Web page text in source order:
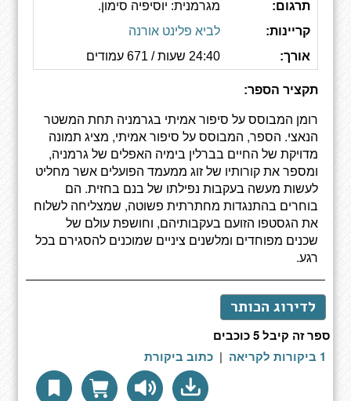
תרגום:
מגרמנית: יוסיפיה סימון.
קריינות:
לביא פלינט אורנה
אורך:
24:40 שעות / 671 עמודים
תקציר הספר:
רומן המבוסס על סיפור אמיתי בגרמניה תחת המשטר
הנאצי. הספר, המבוסס על סיפור אמיתי, מציג תמונה
מדויקת של החיים בברלין בימיה האפלים של גרמניה,
ומספר את קורותיו של זוג ממעמד הפועלים אשר מחליט
לעשות מעשה בעקבות נפילתו של בנם בחזית. הם
בוחרים בהתנגדות מחתרתית פשוטה, שמצליחה לשלוח
את הגסטפו הזועם בעקבותיהם, וחושפת עולם של
שכנים מפוחדים ומלשנים ציניים שמוכנים להסגירם בכל
רגע. ‬
לדירוג הכותר
ספר זה קיבל 5 כוכבים
1 ביקורות לקריאה
| כתוב ביקורת